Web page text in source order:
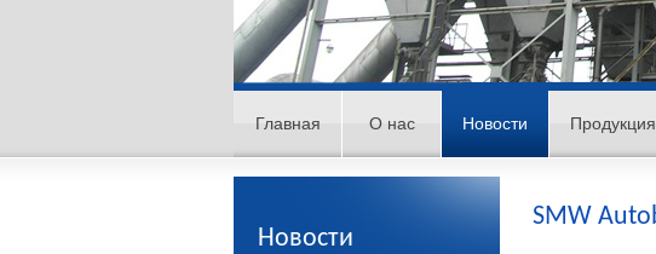
Главная О нас Новости Продукция
Новости
SMW